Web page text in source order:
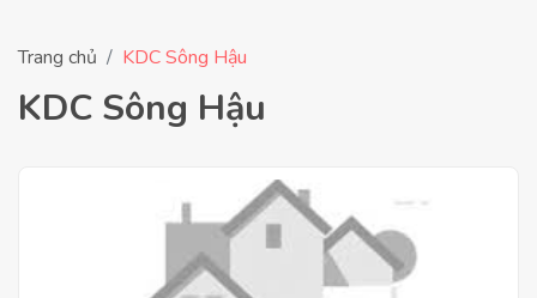
Trang chủ KDC Sông Hậu
KDC Sông Hậu